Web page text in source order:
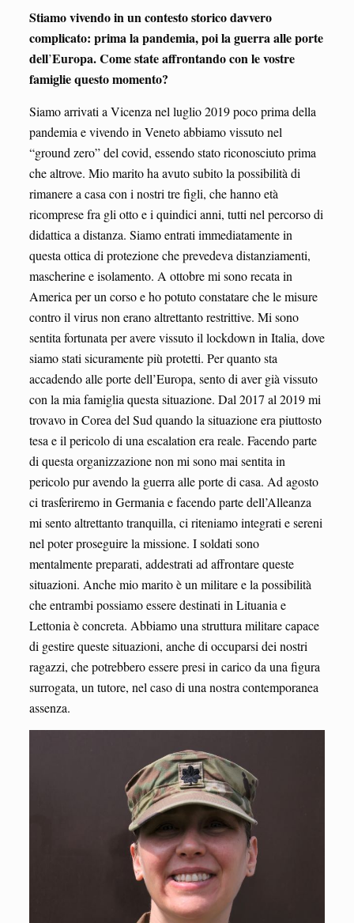
Stiamo vivendo in un contesto storico davvero
complicato: prima la pandemia, poi la guerra alle porte
dell’Europa. Come state affrontando con le vostre
famiglie questo momento?
Siamo arrivati a Vicenza nel luglio 2019 poco prima della
pandemia e vivendo in Veneto abbiamo vissuto nel
“ground zero” del covid, essendo stato riconosciuto prima
che altrove. Mio marito ha avuto subito la possibilità di
rimanere a casa con i nostri tre figli, che hanno età
ricomprese fra gli otto e i quindici anni, tutti nel percorso di
didattica a distanza. Siamo entrati immediatamente in
questa ottica di protezione che prevedeva distanziamenti,
mascherine e isolamento. A ottobre mi sono recata in
America per un corso e ho potuto constatare che le misure
contro il virus non erano altrettanto restrittive. Mi sono
sentita fortunata per avere vissuto il lockdown in Italia, dove
siamo stati sicuramente più protetti. Per quanto sta
accadendo alle porte dell’Europa, sento di aver già vissuto
con la mia famiglia questa situazione. Dal 2017 al 2019 mi
trovavo in Corea del Sud quando la situazione era piuttosto
tesa e il pericolo di una escalation era reale. Facendo parte
di questa organizzazione non mi sono mai sentita in
pericolo pur avendo la guerra alle porte di casa. Ad agosto
ci trasferiremo in Germania e facendo parte dell’Alleanza
mi sento altrettanto tranquilla, ci riteniamo integrati e sereni
nel poter proseguire la missione. I soldati sono
mentalmente preparati, addestrati ad affrontare queste
situazioni. Anche mio marito è un militare e la possibilità
che entrambi possiamo essere destinati in Lituania e
Lettonia è concreta. Abbiamo una struttura militare capace
di gestire queste situazioni, anche di occuparsi dei nostri
ragazzi, che potrebbero essere presi in carico da una figura
surrogata, un tutore, nel caso di una nostra contemporanea
assenza.